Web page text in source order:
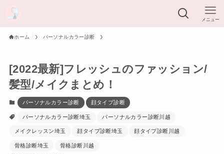
メニュー
ホーム パーソナルカラー診断
[2022最新]フレッシュのファッション/
髪型/メイクまとめ！
パーソナルカラー診断 顔タイプ診断
パーソナルカラー診断埼玉 パーソナルカラー診断川越
メイクレッスン埼玉 顔タイプ診断埼玉 顔タイプ診断川越
骨格診断埼玉 骨格診断川越